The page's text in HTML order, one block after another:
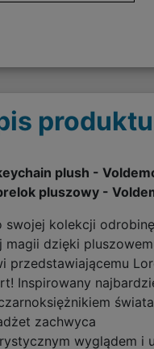
produktu
plush -
pluszowy -
swojej kolekcji odrobinę
magii dzięki
przedstawiającemu
Inspirowany
zachwyca
wyglądem i